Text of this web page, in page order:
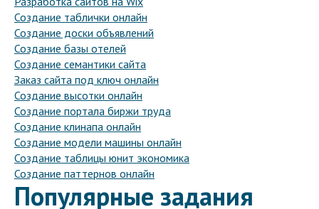
Создание таблички онлайн
Создание доски объявлений
Создание базы отелей
Создание семантики сайта
Заказ сайта под ключ онлайн
Создание высотки онлайн
Создание портала биржи труда
Создание клинапа онлайн
Создание модели машины онлайн
Создание таблицы юнит экономика
Создание паттернов онлайн
Популярные задания